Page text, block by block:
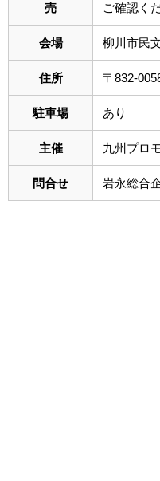
売
ご確認く
会場 柳川市民
住所 〒832-
駐車場 あり
主催 九州プロ
問合せ 岩永総合